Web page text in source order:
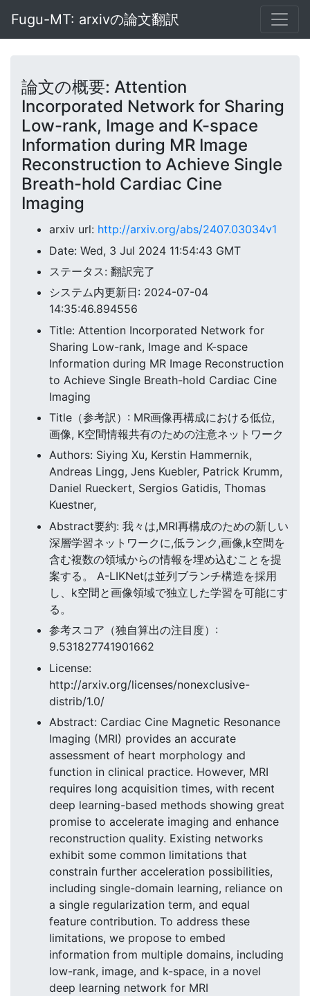
Fugu-MT: arxivの論文翻訳
論文の概要: Attention
Incorporated Network for Sharing
Low-rank, Image and K-space
Information during MR Image
Reconstruction to Achieve Single
Breath-hold Cardiac Cine
Imaging
arxiv url: http://arxiv.org/abs/2407.03034v1
Date: Wed, 3 Jul 2024 11:54:43 GMT
ステータス: 翻訳完了
システム内更新日: 2024-07-04
14:35:46.894556
Title: Attention Incorporated Network for
Sharing Low-rank, Image and K-space
Information during MR Image Reconstruction
to Achieve Single Breath-hold Cardiac Cine
Imaging
Title（参考訳）: MR画像再構成における低位,
画像, K空間情報共有のための注意ネットワーク
Authors: Siying Xu, Kerstin Hammernik,
Andreas Lingg, Jens Kuebler, Patrick Krumm,
Daniel Rueckert, Sergios Gatidis, Thomas
Kuestner,
Abstract要約: 我々は,MRI再構成のための新しい
深層学習ネットワークに,低ランク,画像,k空間を
含む複数の領域からの情報を埋め込むことを提
案する。 A-LIKNetは並列ブランチ構造を採用
し、k空間と画像領域で独立した学習を可能にす
る。
参考スコア（独自算出の注目度）:
9.531827741901662
License:
http://arxiv.org/licenses/nonexclusive-
distrib/1.0/
Abstract: Cardiac Cine Magnetic Resonance
Imaging (MRI) provides an accurate
assessment of heart morphology and
function in clinical practice. However, MRI
requires long acquisition times, with recent
deep learning-based methods showing great
promise to accelerate imaging and enhance
reconstruction quality. Existing networks
exhibit some common limitations that
constrain further acceleration possibilities,
including single-domain learning, reliance on
a single regularization term, and equal
feature contribution. To address these
limitations, we propose to embed
information from multiple domains, including
low-rank, image, and k-space, in a novel
deep learning network for MRI